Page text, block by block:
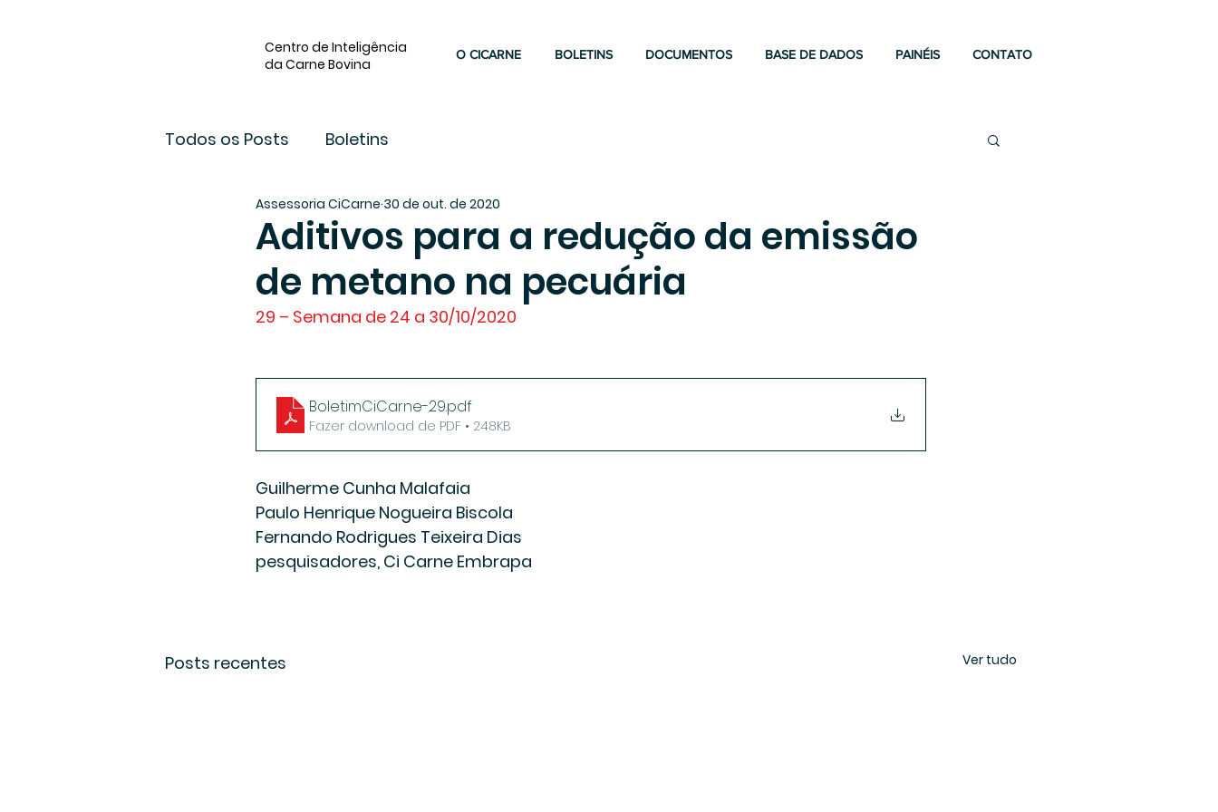
Centro de Inteligência
da Carne Bovina
O CICARNE BOLETINS DOCUMENTOS BASE DE DADOS PAINÉIS CONTATO
Todos os Posts Boletins
Aditivos para a redução da emissão
de metano na pecuária
Assessoria CiCarne 30 de out. de 2020
29 – Semana de 24 a 30/10/2020
BoletimCiCarne-29.pdf
Fazer download de PDF • 248KB
Guilherme Cunha Malafaia
Paulo Henrique Nogueira Biscola
Fernando Rodrigues Teixeira Dias
pesquisadores, Ci Carne Embrapa
Posts recentes Ver tudo